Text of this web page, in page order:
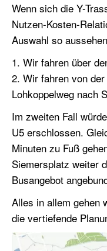
Wenn sich die Y-
Nutzen-Kosten-
Auswahl so
1. Wir fahren über
2. Wir fahren von
Lohkoppelweg nach
Im zweiten Fall
U5 erschlossen.
Minuten zu Fuß
Siemersplatz weiter
Busangebot
Alles in allem gehen
die vertiefende